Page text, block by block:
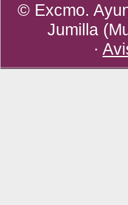
© Excmo.
Jumilla
·